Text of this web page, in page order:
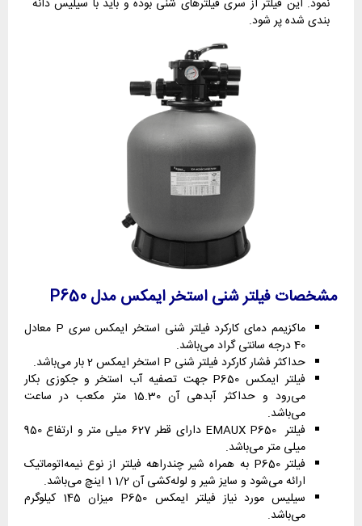
بندی شده پر شود.
مشخصات فیلتر شنی استخر ایمکس مدل P650
ماکزیمم دمای کارکرد فیلتر شنی استخر ایمکس سری P معادل
40 درجه سانتی گراد می‌باشد.
حداکثر فشار کارکرد فیلتر شنی P استخر ایمکس 2 بار می‌باشد.
فیلتر ایمکس P650 جهت تصفیه آب استخر و جکوزی بکار
می‌رود و حداکثر آبدهی آن 15.30 متر مکعب در ساعت
می‌باشد.
فیلتر EMAUX P650 دارای قطر 627 میلی متر و ارتفاع 950
میلی متر می‌باشد.
فیلتر P650 به همراه شیر چندراهه فیلتر از نوع نیمه‌اتوماتیک
ارائه می‌شود و سایز شیر و لوله‌کشی آن 1/2 1 اینچ می‌باشد.
سیلیس مورد نیاز فیلتر ایمکس P650 میزان 145 کیلوگرم
می‌باشد.